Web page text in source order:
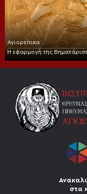
Αγιορείτικα
Η εφαρμογή της
στα